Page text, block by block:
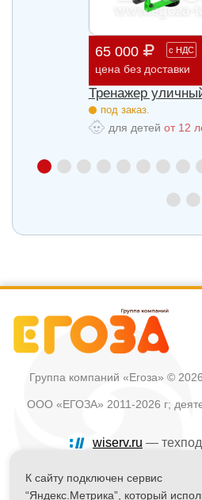
65 000 с НДС
цена без доставки
Тренажер
под заказ.
для детей от 12
Группа компаний «Егоза» ©
ООО «ЕГОЗА» 2011-2026 г;
wiserv.ru —
Политика в отношении
К сайту подключен сервис
“Яндекс.Метрика”, который